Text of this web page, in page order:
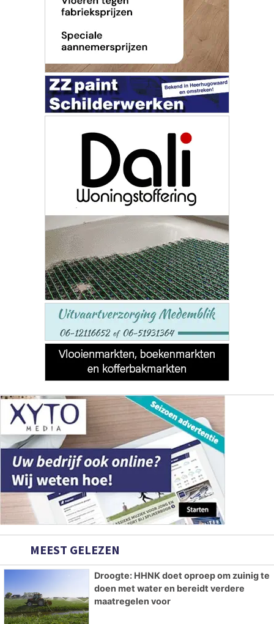
MEEST GELEZEN
Droogte: HHNK doet oproep om zuinig te
doen met water en bereidt verdere
maatregelen voor